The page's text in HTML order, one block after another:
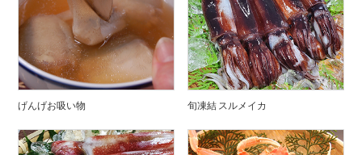
げんげお吸い物 旬凍結 スルメイカ